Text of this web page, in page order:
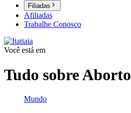
Filiadas
Afiliadas
Trabalhe Conosco
Você está em
Tudo sobreAborto
Mundo